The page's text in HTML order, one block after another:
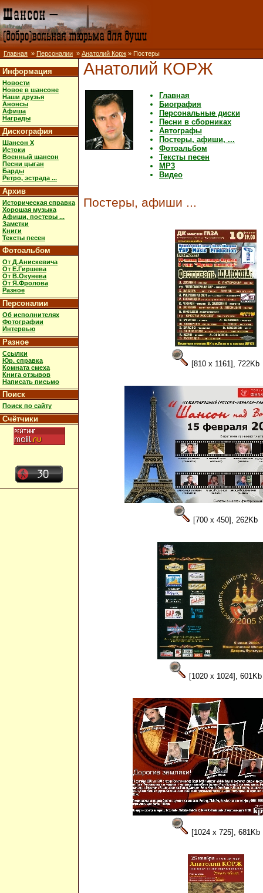
Главная » Персоналии » Анатолий Корж » Постеры
Информация
Новости
Новое в шансоне
Наши друзья
Анонсы
Афиша
Награды
Дискография
Шансон X
Истоки
Военный шансон
Песни цыган
Барды
Ретро, эстрада ...
Архив
Историческая справка
Хорошая музыка
Афиши, постеры ...
Заметки
Книги
Тексты песен
Фотоальбом
От Д.Анискевича
От Е.Гиршева
От В.Окунева
От Я.Фролова
Разное
Персоналии
Об исполнителях
Фотографии
Интервью
Разное
Ссылки
Юр. справка
Комната смеха
Книга отзывов
Написать письмо
Поиск
Поиск по сайту
Счётчики
Анатолий КОРЖ
Главная
Биография
Персональные диски
Песни в сборниках
Автографы
Постеры, афиши, ...
Фотоальбом
Тексты песен
MP3
Видео
Постеры, афиши ...
[810 x 1161], 722Kb
[700 x 450], 262Kb
[1020 x 1024], 601Kb
[1024 x 725], 681Kb